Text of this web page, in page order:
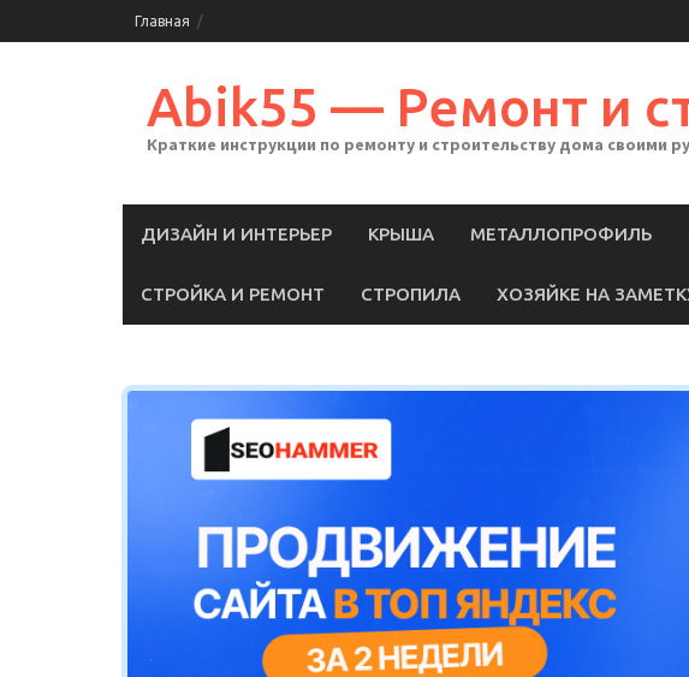
to
Главная
Abik55 — Ремонт и
Краткие инструкции по ремонту и строительству дома своими
ДИЗАЙН И ИНТЕРЬЕР КРЫША МЕТАЛЛОПРОФИЛЬ
СТРОЙКА И РЕМОНТ СТРОПИЛА ХОЗЯЙКЕ НА